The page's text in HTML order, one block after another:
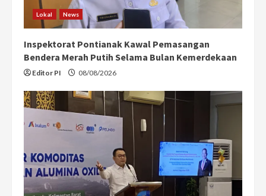
Lokal News
Inspektorat Pontianak Kawal Pemasangan
Bendera Merah Putih Selama Bulan Kemerdekaan
Editor PI 08/08/2026